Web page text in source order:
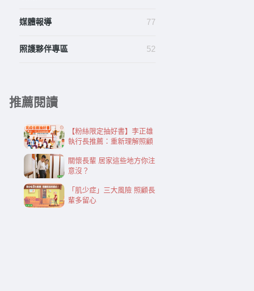
媒體報導 77
照護夥伴專區 52
推薦閱讀
【粉絲限定抽好書】李正雄
執行長推薦：重新理解照顧
關懷長輩 居家這些地方你注
意沒？
「肌少症」三大風險 照顧長
輩多留心